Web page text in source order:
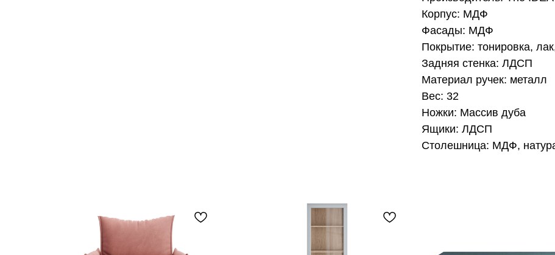
Корпус: МДФ
Фасады: МДФ
Покрытие: тонировка,
Задняя стенка: ЛДСП
Материал ручек: металл
Вес: 32
Ножки: Массив дуба
Ящики: ЛДСП
Столешница: МДФ,